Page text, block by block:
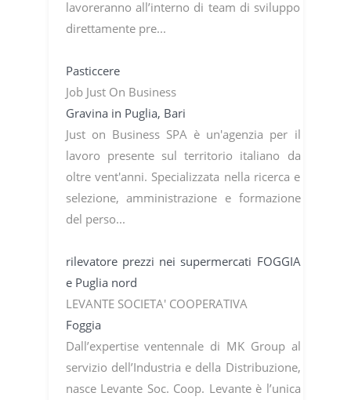
lavoreranno all’interno di team di sviluppo
direttamente pre...
Pasticcere
Job Just On Business
Gravina in Puglia, Bari
Just on Business SPA è un'agenzia per il
lavoro presente sul territorio italiano da
oltre vent'anni. Specializzata nella ricerca e
selezione, amministrazione e formazione
del perso...
rilevatore prezzi nei supermercati FOGGIA
e Puglia nord
LEVANTE SOCIETA' COOPERATIVA
Foggia
Dall’expertise ventennale di MK Group al
servizio dell’Industria e della Distribuzione,
nasce Levante Soc. Coop. Levante è l’unica